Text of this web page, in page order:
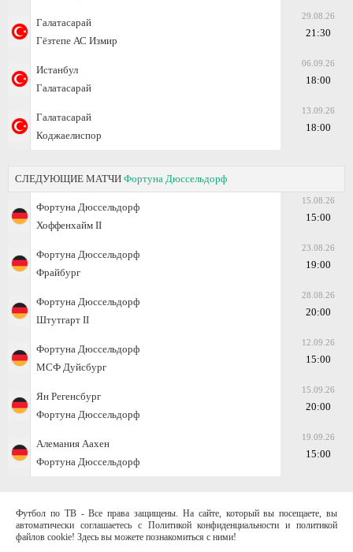
Галатасарай
Гёзтепе АС Измир
29.08.26
21:30
Истанбул
Галатасарай
06.09.26
18:00
Галатасарай
Коджаелиспор
13.09.26
18:00
СЛЕДУЮЩИЕ МАТЧИ Фортуна Дюссельдорф
Фортуна Дюссельдорф
Хоффенхайм II
15.08.26
15:00
Фортуна Дюссельдорф
Фрайбург
23.08.26
19:00
Фортуна Дюссельдорф
Штутгарт II
28.08.26
20:00
Фортуна Дюссельдорф
МСФ Дуйсбург
12.09.26
15:00
Ян Регенсбург
Фортуна Дюссельдорф
15.09.26
20:00
Алемания Аахен
Фортуна Дюссельдорф
19.09.26
15:00
Футбол по ТВ - Все права защищены. На сайте, который вы посещаете, вы
автоматически соглашаетесь с Политикой конфиденциальности и политикой
файлов cookie! Здесь вы можете познакомиться с ними!